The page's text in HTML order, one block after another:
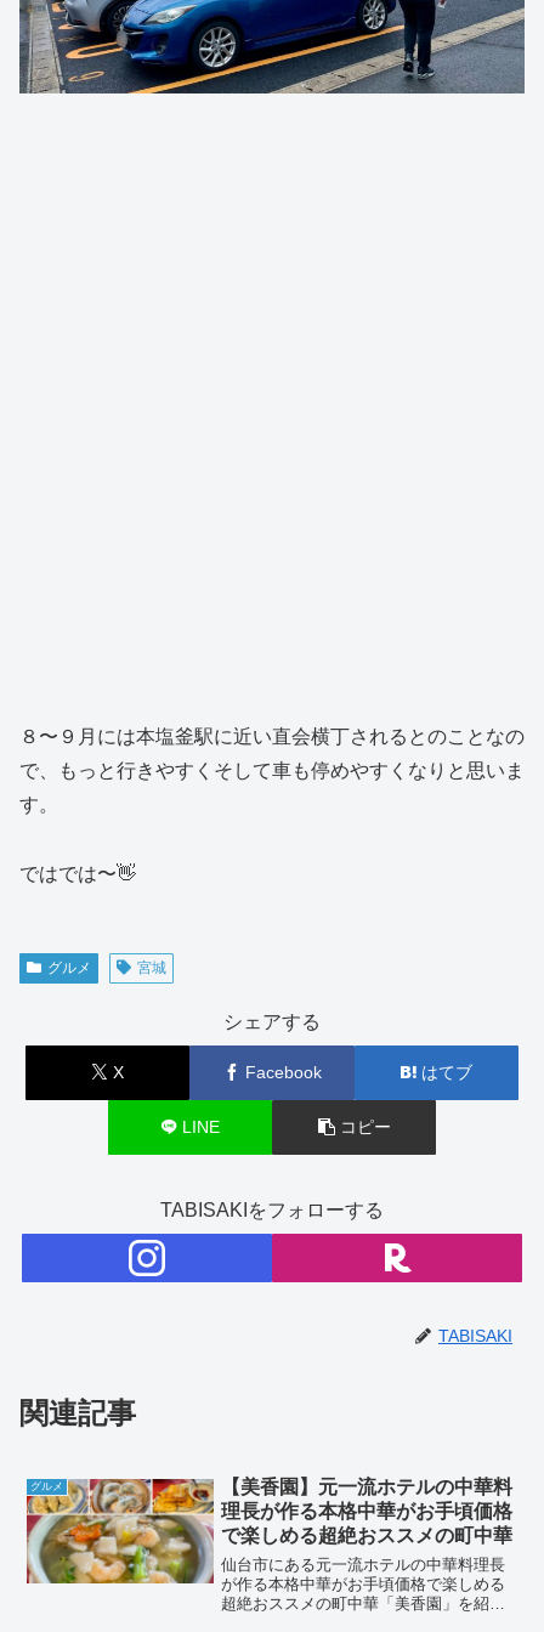
８〜９月には本塩釜駅に近い直会横丁されるとのことなの
で、もっと行きやすくそして車も停めやすくなりと思いま
す。
ではでは〜👋
グルメ 宮城
シェアする
X Facebook はてブ
LINE コピー
TABISAKIをフォローする
TABISAKI
関連記事
グルメ
【美香園】元一流ホテルの中華料
理長が作る本格中華がお手頃価格
で楽しめる超絶おススメの町中華
仙台市にある元一流ホテルの中華料理長
が作る本格中華がお手頃価格で楽しめる
超絶おススメの町中華「美香園」を紹介